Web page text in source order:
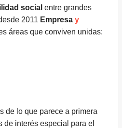
social entre grandes
2011 Empresa y
áreas que conviven unidas:
de lo que parece a primera
de interés especial para el